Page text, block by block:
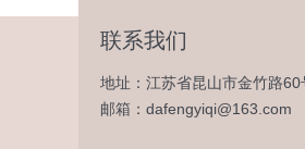
联系我们
地址：江苏省昆山市金竹路
邮箱：dafengyiqi@163.com